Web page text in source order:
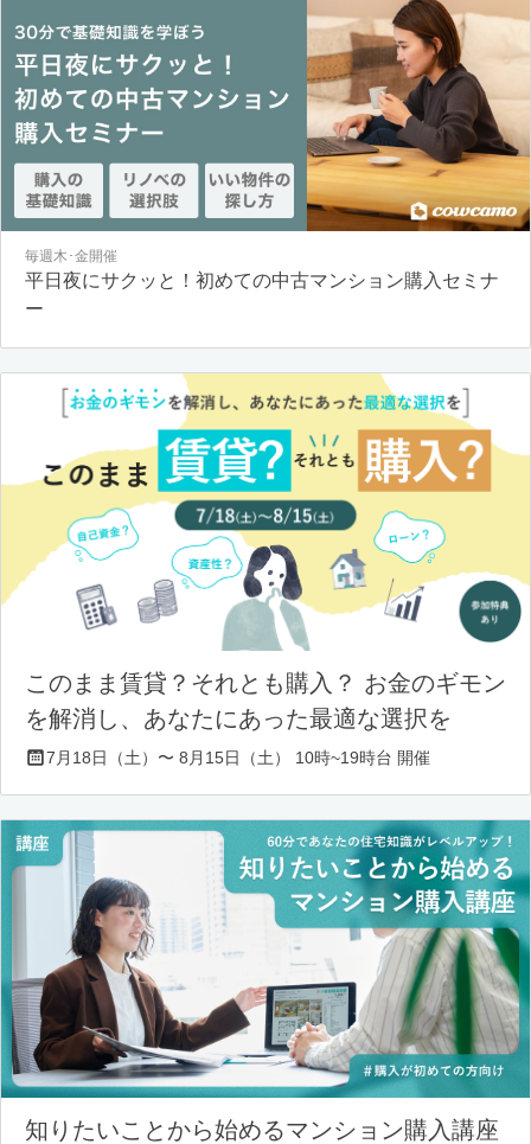
毎週木･金開催
平日夜にサクッと！初めての中古マンション購入セミナ
ー
このまま賃貸？それとも購入？ お金のギモン
を解消し、あなたにあった最適な選択を
7月18日（土）〜 8月15日（土） 10時~19時台 開催
知りたいことから始めるマンション購入講座